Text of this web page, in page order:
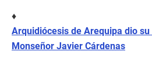
♦
Arquidiócesis de Arequipa dio
Monseñor Javier Cárdenas